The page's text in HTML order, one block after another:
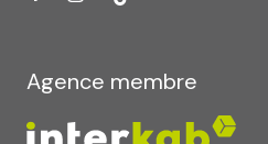
Agence membre